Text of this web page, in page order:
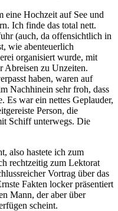
eine Hochzeit auf See und
Ich finde das total nett.
(auch, da offensichtlich in
wie abenteuerlich
organisiert wurde, mit
Abreisen zu Unzeiten.
haben, waren auf
Nachhinein sehr froh, dass
Es war ein nettes Geplauder,
Person, die
Schiff unterwegs. Die
also hastete ich zum
rechtzeitig zum Lektorat
Vortrag über das
Fakten locker präsentiert
Mann, der aber über
scheint.